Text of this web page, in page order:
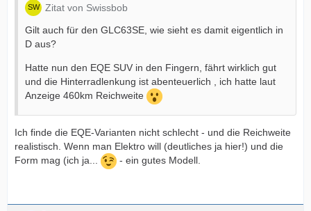
Zitat von Swissbob
Gilt auch für den GLC63SE, wie sieht es damit eigentlich in
D aus?
Hatte nun den EQE SUV in den Fingern, fährt wirklich gut
und die Hinterradlenkung ist abenteuerlich , ich hatte laut
Anzeige 460km Reichweite
Ich finde die EQE-Varianten nicht schlecht - und die Reichweite
realistisch. Wenn man Elektro will (deutliches ja hier!) und die
Form mag (ich ja...
- ein gutes Modell.